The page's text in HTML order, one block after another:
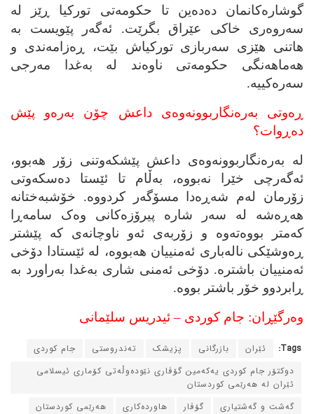
گوشاره‌کانمان ده‌ده‌ین تا حکومه‌تی تورکیا ڕێز له‌
سه‌روه‌ری خاکی عێراق بگرێت. ئه‌گه‌ر پێویست به‌
هاتنی هێزی سه‌ربازی تورکیاش بێت، ڕه‌زامه‌ندی و
هه‌ماهه‌نگی حکومه‌تی ناوه‌ند له‌ به‌غدا مه‌رجی
سه‌ره‌کییه‌.
ڕه‌وتی به‌ره‌نگاربوونه‌وه‌ی داعش چۆن به‌ره‌و پێش
ده‌ڕوات؟
له‌ به‌ره‌نگاربوونه‌وه‌ی داعش پێشکه‌وتنی زۆر هه‌بوو،
ئه‌گه‌رچی خێرا نه‌بووه‌، به‌ڵام تا ئێستا ده‌سکه‌وتی
زۆرمان له‌م شه‌ڕه‌دا مسۆگه‌ر کردووه‌. خۆشبه‌ختانه‌
هه‌ڕه‌شه‌ له‌ سه‌ر شاره‌ پیرۆزه‌کانی وه‌ک سامه‌ڕا
که‌متر بووه‌ته‌وه‌ و زۆربه‌ی ئه‌و ناوچانه‌ی که‌ پێشتر
ڕه‌وشێکی ناله‌باری ئه‌منییان هه‌بووه‌، له‌ ئێستادا دۆخی
ئه‌منییان باشتره‌. دۆخی ئه‌منی شاری به‌غدا به‌راورد به‌
ڕابردوو خۆر باشتر بووه‌.
وه‌رگێڕان: جام کوردی – ئیدریس سلێمانی
Tags: ئێران بازرگانی پزیشک ته‌ندروستی
جام کوردی
دوکتۆر جام کوردی یه‌که‌مین گۆڤاری نێوده‌وڵه‌تی کۆماری ئیسلامی
ئێران له‌ هه‌رێمی کوردستان
گه‌شت و گه‌شتیاری
گۆڤار هاورده‌کاری
هه‌رێمی کوردستان